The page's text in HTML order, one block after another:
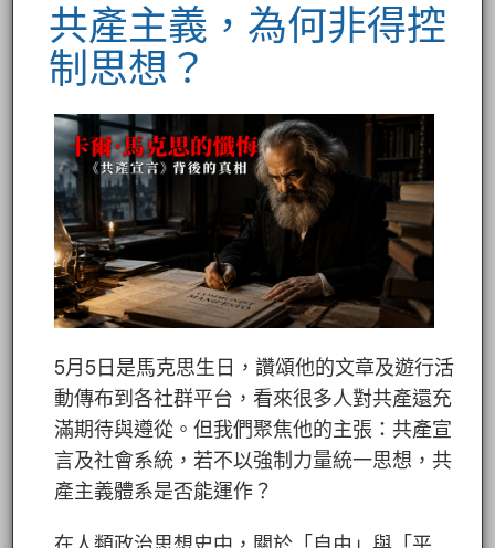
共產主義，為何非得控
制思想？
5月5日是馬克思生日，讚頌他的文章及遊行活
動傳布到各社群平台，看來很多人對共產還充
滿期待與遵從。但我們聚焦他的主張：共產宣
言及社會系統，若不以強制力量統一思想，共
產主義體系是否能運作？